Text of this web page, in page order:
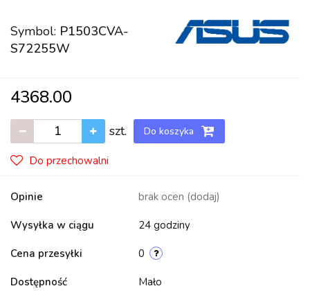
Symbol: P1503CVA-
S72255W
4368.00
szt. Do koszyka
Do przechowalni
Opinie brak ocen (dodaj)
Wysyłka w ciągu 24 godziny
Cena przesyłki 0
Dostępność Mało